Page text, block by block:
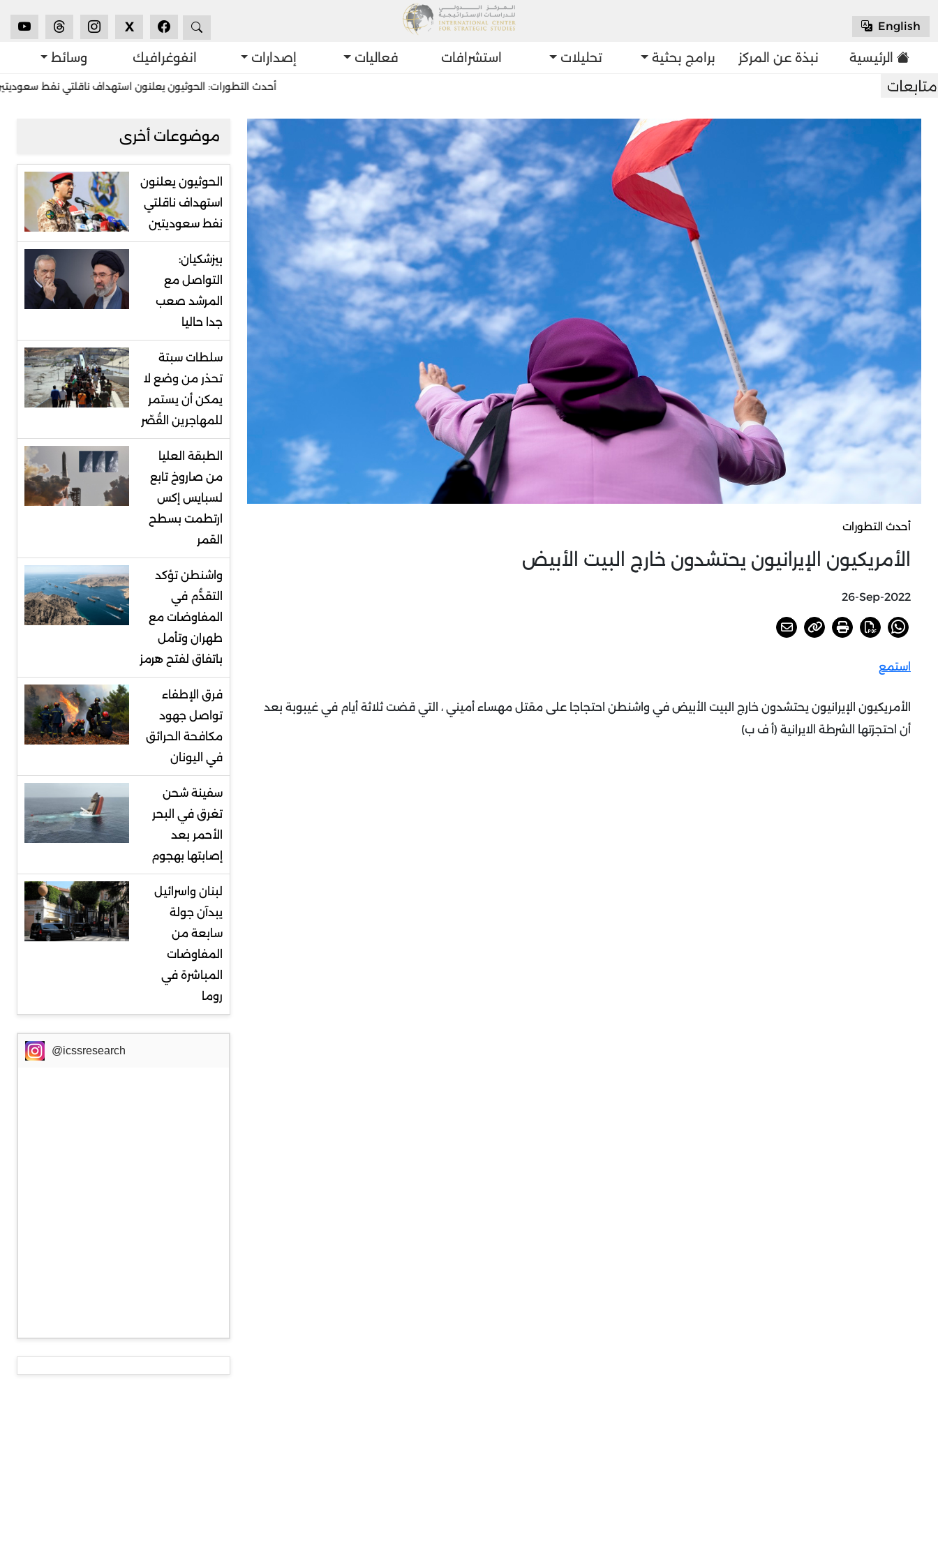
English
X
الرئيسية نبذة عن المركز برامج بحثية تحليلات استشرافات فعاليات إصدارات انفوغرافيك وسائط
أحدث التطورات: الحوثيون يعلنون استهداف ناقلتي نفط سعوديتين
أحدث التطورات
الأمريكيون الإيرانيون يحتشدون خارج البيت الأبيض
26-Sep-2022
استمع
الأمريكيون الإيرانيون يحتشدون خارج البيت الأبيض في واشنطن احتجاجا على مقتل مهساء أميني ، التي قضت ثلاثة أيام في غيبوبة بعد
أن احتجزتها الشرطة الايرانية (أ ف ب)
موضوعات أخرى
الحوثيون يعلنون
استهداف ناقلتي
نفط سعوديتين
بيزشكيان:
التواصل مع
المرشد صعب
جدا حاليا
سلطات سبتة
تحذر من وضع لا
يمكن أن يستمر
للمهاجرين القُصّر
الطبقة العليا
من صاروخ تابع
لسبايس إكس
ارتطمت بسطح
القمر
واشنطن تؤكد
التقدُّم في
المفاوضات مع
طهران وتأمل
باتفاق لفتح هرمز
فرق الإطفاء
تواصل جهود
مكافحة الحرائق
في اليونان
سفينة شحن
تغرق في البحر
الأحمر بعد
إصابتها بهجوم
لبنان واسرائيل
يبدآن جولة
سابعة من
المفاوضات
المباشرة في
روما
@icssresearch